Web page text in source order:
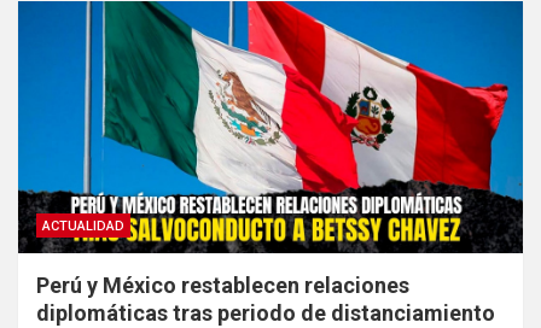
ACTUALIDAD
Perú y México restablecen relaciones
diplomáticas tras periodo de distanciamiento